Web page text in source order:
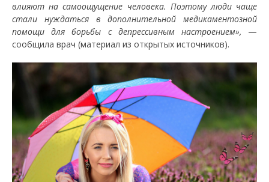
влияют на самоощущение человека. Поэтому люди чаще
стали нуждаться в дополнительной медикаментозной
помощи для борьбы с депрессивным настроением», —
сообщила врач (материал из открытых источников).